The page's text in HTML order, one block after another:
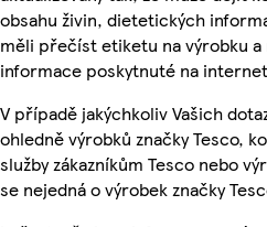
obsahu živin, dietetických
měli přečíst etiketu na výrobku
informace poskytnuté na
V případě jakýchkoliv Vašich
ohledně výrobků značky Tesco,
služby zákazníkům Tesco nebo
se nejedná o výrobek značky